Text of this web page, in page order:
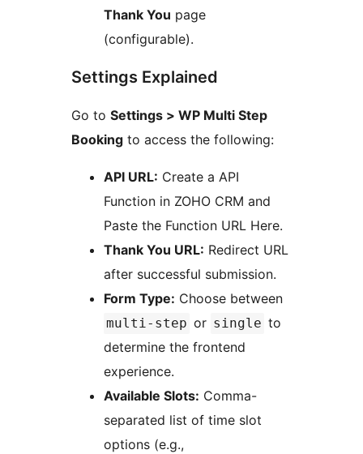
Thank You page
(configurable).
Settings Explained
Go to Settings > WP Multi Step
Booking to access the following:
API URL: Create a API
Function in ZOHO CRM and
Paste the Function URL Here.
Thank You URL: Redirect URL
after successful submission.
Form Type: Choose between
multi-step or single to
determine the frontend
experience.
Available Slots: Comma-
separated list of time slot
options (e.g.,